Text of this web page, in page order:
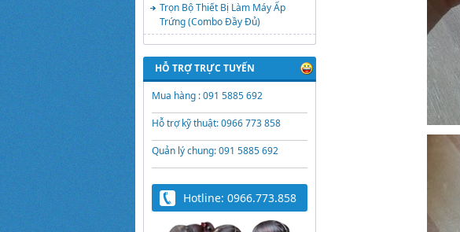
Trọn Bộ Thiết Bị Làm Máy Ấp
Trứng (Combo Đầy Đủ)
HỖ TRỢ TRỰC TUYẾN
Mua hàng : 091 5885 692
Hỗ trợ kỹ thuật: 0966 773 858
Quản lý chung: 091 5885 692
Hotline: 0966.773.858